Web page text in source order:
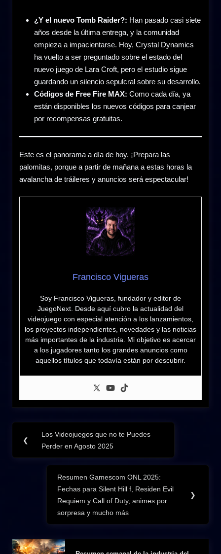
¿Y el nuevo Tomb Raider?: Han pasado casi siete
años desde la última entrega, y la comunidad
empieza a impacientarse. Hoy, Crystal Dynamics
ha vuelto a ser preguntado sobre el estado del
nuevo juego de Lara Croft, pero el estudio sigue
guardando un silencio sepulcral sobre su desarrollo.
Códigos de Free Fire MAX: Como cada día, ya
están disponibles los nuevos códigos para canjear
por recompensas gratuitas.
Este es el panorama a día de hoy. ¡Prepara las
palomitas, porque a partir de mañana a estas horas la
avalancha de tráileres y anuncios será espectacular!
Francisco Vigueras
Soy Francisco Vigueras, fundador y editor de
JuegoNext. Desde aquí cubro la actualidad del
videojuego con especial atención a los lanzamientos,
los proyectos independientes, novedades y las noticias
más importantes de la industria. Mi objetivo es acercar
a los jugadores tanto los grandes anuncios como
aquellos títulos que todavía están por descubrir.
Navegación
de
entradas
❮
Previous
Post:
Los Videojuegos que no te Puedes
Perder en Agosto 2025
Next
Post:
Resumen Gamescom ONL 2025:
Fechas para Silent Hill f, Residen Evil
Requiem y Call of Duty, animes por
sorpresa y mucho más
❯